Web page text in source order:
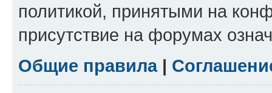
политикой, принятыми на
присутствие на форумах
Общие правила|